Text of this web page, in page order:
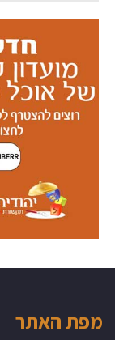
מפת האתר